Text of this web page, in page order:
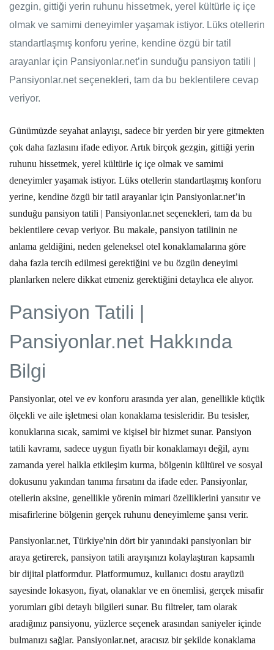
gezgin, gittiği yerin ruhunu hissetmek, yerel kültürle iç içe
olmak ve samimi deneyimler yaşamak istiyor. Lüks otellerin
standartlaşmış konforu yerine, kendine özgü bir tatil
arayanlar için Pansiyonlar.net’in sunduğu pansiyon tatili |
Pansiyonlar.net seçenekleri, tam da bu beklentilere cevap
veriyor.
Günümüzde seyahat anlayışı, sadece bir yerden bir yere gitmekten
çok daha fazlasını ifade ediyor. Artık birçok gezgin, gittiği yerin
ruhunu hissetmek, yerel kültürle iç içe olmak ve samimi
deneyimler yaşamak istiyor. Lüks otellerin standartlaşmış konforu
yerine, kendine özgü bir tatil arayanlar için Pansiyonlar.net’in
sunduğu pansiyon tatili | Pansiyonlar.net seçenekleri, tam da bu
beklentilere cevap veriyor. Bu makale, pansiyon tatilinin ne
anlama geldiğini, neden geleneksel otel konaklamalarına göre
daha fazla tercih edilmesi gerektiğini ve bu özgün deneyimi
planlarken nelere dikkat etmeniz gerektiğini detaylıca ele alıyor.
Pansiyon Tatili |
Pansiyonlar.net Hakkında
Bilgi
Pansiyonlar, otel ve ev konforu arasında yer alan, genellikle küçük
ölçekli ve aile işletmesi olan konaklama tesisleridir. Bu tesisler,
konuklarına sıcak, samimi ve kişisel bir hizmet sunar. Pansiyon
tatili kavramı, sadece uygun fiyatlı bir konaklamayı değil, aynı
zamanda yerel halkla etkileşim kurma, bölgenin kültürel ve sosyal
dokusunu yakından tanıma fırsatını da ifade eder. Pansiyonlar,
otellerin aksine, genellikle yörenin mimari özelliklerini yansıtır ve
misafirlerine bölgenin gerçek ruhunu deneyimleme şansı verir.
Pansiyonlar.net, Türkiye'nin dört bir yanındaki pansiyonları bir
araya getirerek, pansiyon tatili arayışınızı kolaylaştıran kapsamlı
bir dijital platformdur. Platformumuz, kullanıcı dostu arayüzü
sayesinde lokasyon, fiyat, olanaklar ve en önemlisi, gerçek misafir
yorumları gibi detaylı bilgileri sunar. Bu filtreler, tam olarak
aradığınız pansiyonu, yüzlerce seçenek arasından saniyeler içinde
bulmanızı sağlar. Pansiyonlar.net, aracısız bir şekilde konaklama